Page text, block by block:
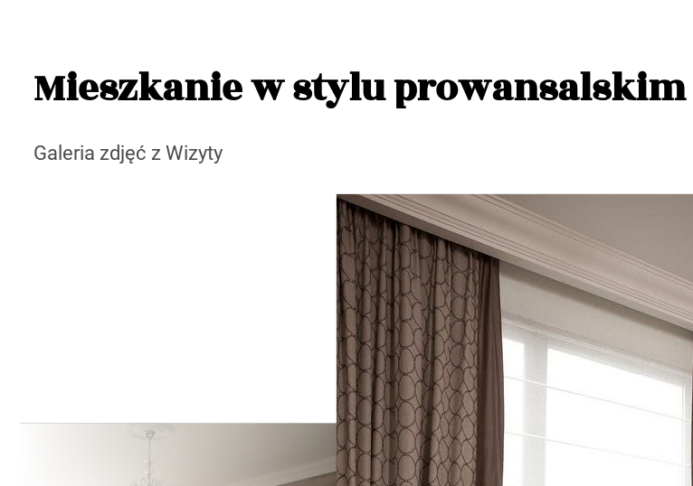
Mieszkanie w stylu prowansalskim
Galeria zdjęć z Wizyty